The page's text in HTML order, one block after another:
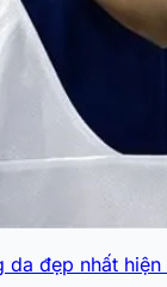
da đẹp nhất hiện